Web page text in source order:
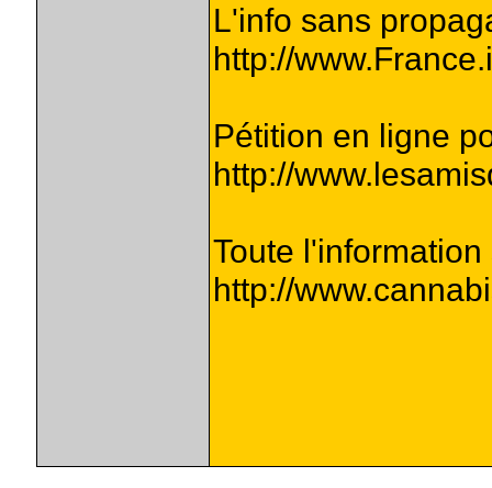
L'info sans
http://
Pétition en ligne
http://
Toute
http://